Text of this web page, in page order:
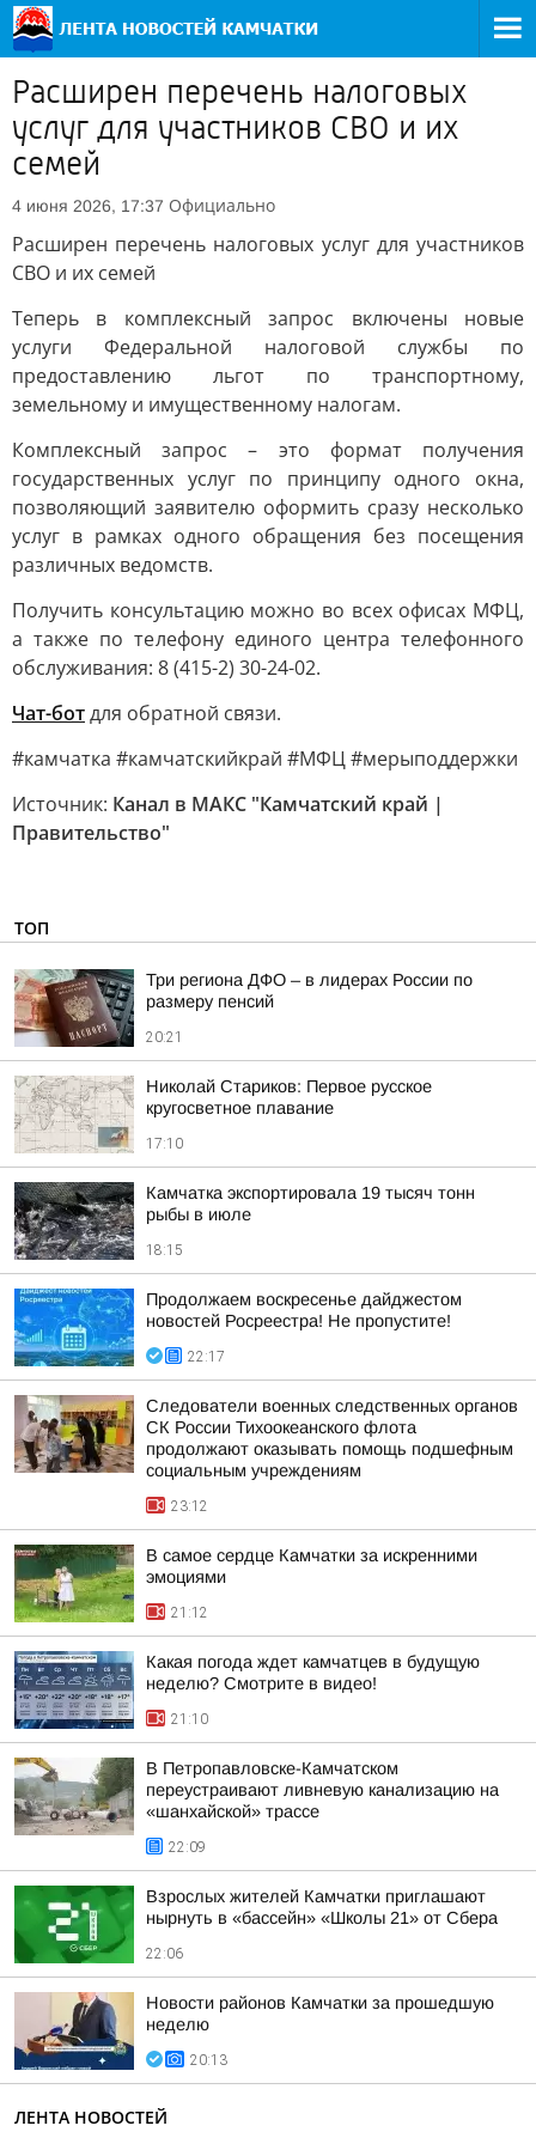
Расширен перечень налоговых
услуг для участников СВО и их
семей
4 июня 2026, 17:37 Официально
Расширен перечень налоговых услуг для участников
СВО и их семей
Теперь в комплексный запрос включены новые
услуги Федеральной налоговой службы по
предоставлению льгот по транспортному,
земельному и имущественному налогам.
Комплексный запрос – это формат получения
государственных услуг по принципу одного окна,
позволяющий заявителю оформить сразу несколько
услуг в рамках одного обращения без посещения
различных ведомств.
Получить консультацию можно во всех офисах МФЦ,
а также по телефону единого центра телефонного
обслуживания: 8 (415-2) 30-24-02.
Чат-ботдля обратной связи.
#камчатка #камчатскийкрай #МФЦ #мерыподдержки
Источник: Канал в МАКС "Камчатский край |
Правительство"
ТОП
Три региона ДФО – в лидерах России по
размеру пенсий
20:21
Николай Стариков: Первое русское
кругосветное плавание
17:10
Камчатка экспортировала 19 тысяч тонн
рыбы в июле
18:15
Продолжаем воскресенье дайджестом
новостей Росреестра! Не пропустите!
22:17
Следователи военных следственных органов
СК России Тихоокеанского флота
продолжают оказывать помощь подшефным
социальным учреждениям
23:12
В самое сердце Камчатки за искренними
эмоциями
21:12
Какая погода ждет камчатцев в будущую
неделю? Cмотрите в видео!
21:10
В Петропавловске-Камчатском
переустраивают ливневую канализацию на
«шанхайской» трассе
22:09
Взрослых жителей Камчатки приглашают
нырнуть в «бассейн» «Школы 21» от Сбера
22:06
Новости районов Камчатки за прошедшую
неделю
20:13
ЛЕНТА НОВОСТЕЙ